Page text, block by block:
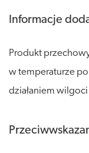
Informacje
Produkt
w temperaturze
działaniem wilgoci